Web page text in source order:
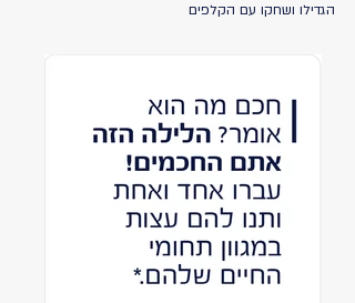
הגדילו ושחקו עם הקלפים